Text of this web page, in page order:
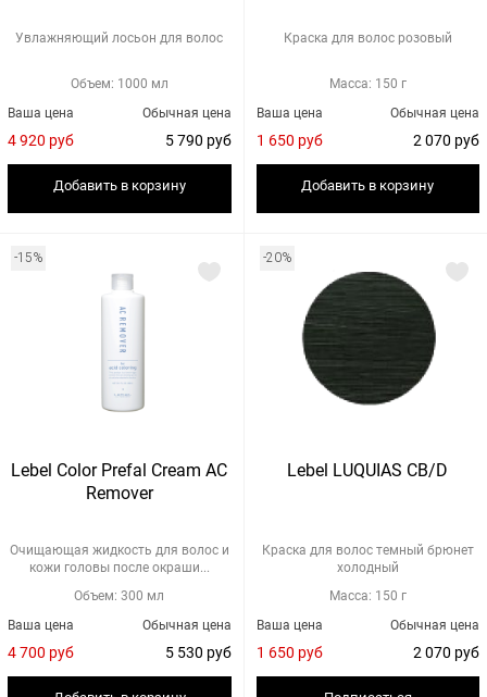
Увлажняющий лосьон для волос
Объем: 1000 мл
Обычная цена
5 790 руб
Ваша цена
4 920 руб
Добавить в корзину
Краска для волос розовый
Масса: 150 г
Обычная цена
2 070 руб
Ваша цена
1 650 руб
Добавить в корзину
-15%
Lebel Color Prefal Cream AC
Remover
Очищающая жидкость для волос и
кожи головы после окраши...
Объем: 300 мл
Обычная цена
5 530 руб
Ваша цена
4 700 руб
-20%
Lebel LUQUIAS CB/D
Краска для волос темный брюнет
холодный
Масса: 150 г
Обычная цена
2 070 руб
Ваша цена
1 650 руб